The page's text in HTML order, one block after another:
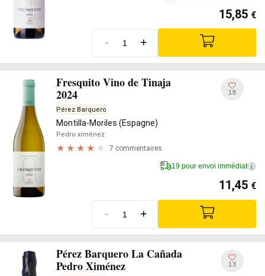
15,85 €
- +
Fresquito Vino de Tinaja
2024
Pérez Barquero
Montilla-Moriles (Espagne)
Pedro ximénez
7 commentaires
18
19 pour envoi immédiat i
11,45 €
- +
Pérez Barquero La Cañada
Pedro Ximénez
13